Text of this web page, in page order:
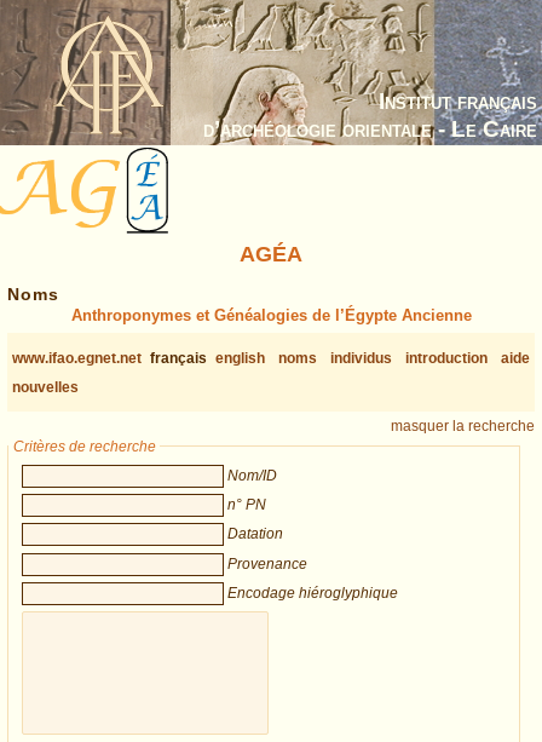
Institut français
d’archéologie orientale - Le Caire
AGÉA
Noms
Anthroponymes et Généalogies de l’Égypte Ancienne
www.ifao.egnet.net français english noms individus introduction
aide
nouvelles
masquer la recherche
Critères de recherche
Nom/ID
n° PN
Datation
Provenance
Encodage hiéroglyphique